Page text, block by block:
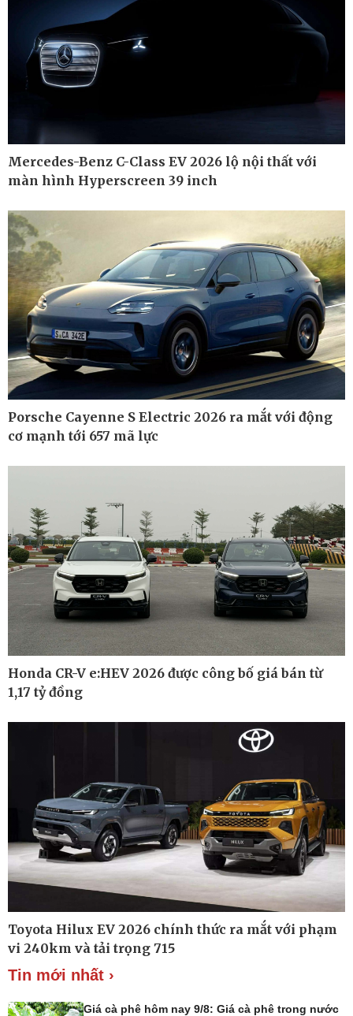
Thế giới
Quan sát
Cuộc sống đó đây
Hồ sơ
Kinh tế
Bất động sản
Khởi nghiệp
Thị trường
Giá vàng
Tiêu dùng
Tỷ giá
Chứng khoán
Giá cà phê
Pháp luật
Tin nóng
Tư vấn luật
Thể thao
Pickleball
Bóng đá quốc tế
Bóng đá Việt Nam
Thế giới thể thao
Lịch thi đấu bóng đá
eSports
Xe máy
Tư vấn
Doanh nghiệp
Doanh nghiệp 24h
Mercedes-Benz C-Class EV 2026 lộ nội thất với
màn hình Hyperscreen 39 inch
Porsche Cayenne S Electric 2026 ra mắt với động
cơ mạnh tới 657 mã lực
Honda CR-V e:HEV 2026 được công bố giá bán từ
1,17 tỷ đồng
Toyota Hilux EV 2026 chính thức ra mắt với phạm
vi 240km và tải trọng 715
Tin mới nhất ›
Giá cà phê hôm nay 9/8: Giá cà phê trong nước